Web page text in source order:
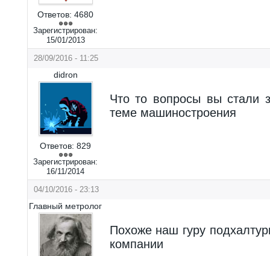
Ответов: 4680
Зарегистрирован:
15/01/2013
28/09/2016 - 11:25
didron
Ответов: 829
Зарегистрирован:
16/11/2014
Что то вопросы вы стали
теме машиностроения
04/10/2016 - 23:13
Главный метролог
Похоже наш гуру
компании